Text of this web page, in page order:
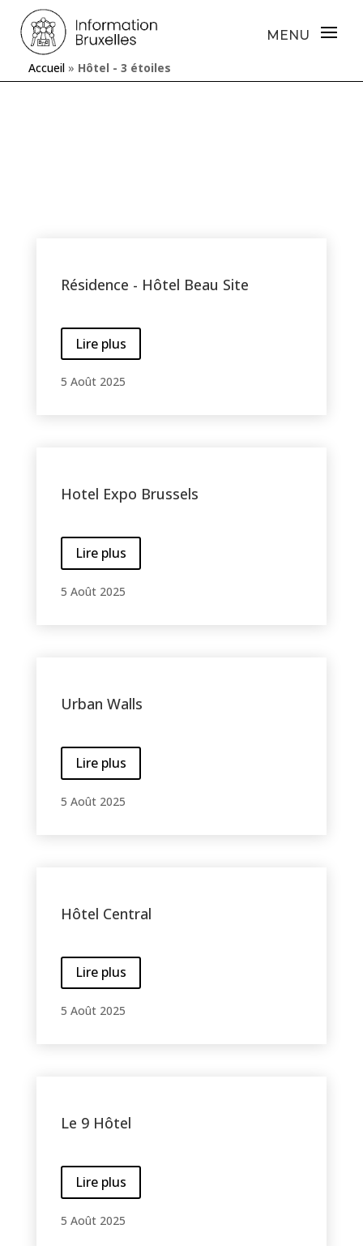
Accueil » Hôtel - 3 étoiles
Résidence - Hôtel Beau Site
Lire plus
5 Août 2025
Hotel Expo Brussels
Lire plus
5 Août 2025
Urban Walls
Lire plus
5 Août 2025
Hôtel Central
Lire plus
5 Août 2025
Le 9 Hôtel
Lire plus
5 Août 2025